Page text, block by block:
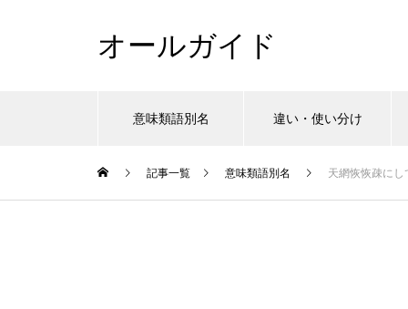
オールガイド
意味類語別名 違い・使い分け
記事一覧 意味類語別名 天網恢恢疎に